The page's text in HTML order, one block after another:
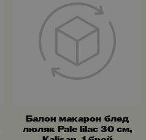
Балон макарон блед
люляк Pale lilac 30 см,